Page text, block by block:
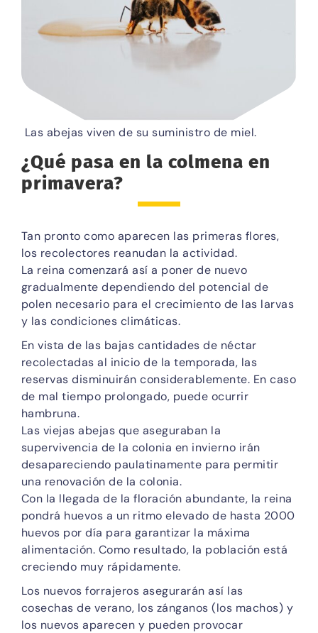
Las abejas viven de su suministro de miel.
¿Qué pasa en la colmena en
primavera?
Tan pronto como aparecen las primeras flores,
los recolectores reanudan la actividad.
La reina comenzará así a poner de nuevo
gradualmente dependiendo del potencial de
polen necesario para el crecimiento de las larvas
y las condiciones climáticas.
En vista de las bajas cantidades de néctar
recolectadas al inicio de la temporada, las
reservas disminuirán considerablemente. En caso
de mal tiempo prolongado, puede ocurrir
hambruna.
Las viejas abejas que aseguraban la
supervivencia de la colonia en invierno irán
desapareciendo paulatinamente para permitir
una renovación de la colonia.
Con la llegada de la floración abundante, la reina
pondrá huevos a un ritmo elevado de hasta 2000
huevos por día para garantizar la máxima
alimentación. Como resultado, la población está
creciendo muy rápidamente.
Los nuevos forrajeros asegurarán así las
cosechas de verano, los zánganos (los machos) y
los nuevos aparecen y pueden provocar